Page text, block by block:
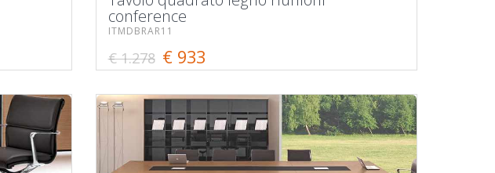
conference
ITMDBRAR11
€ 1.278 € 933